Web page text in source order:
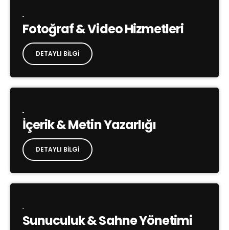
Fotoğraf & Video Hizmetleri
DETAYLI BILGI
İçerik & Metin Yazarlığı
DETAYLI BILGI
Sunuculuk & Sahne Yönetimi